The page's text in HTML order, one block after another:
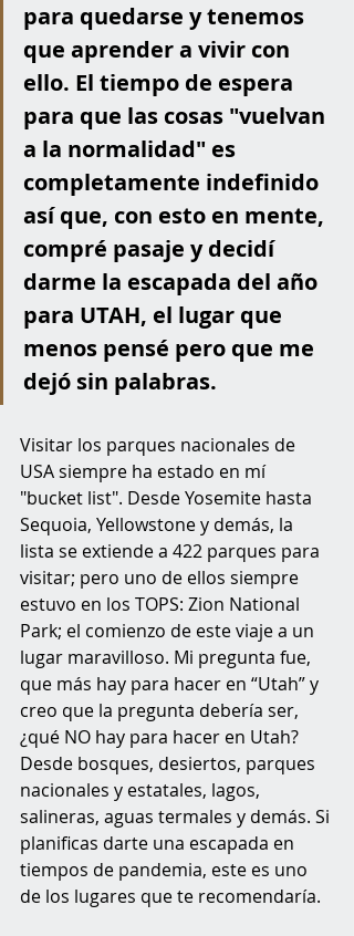
para quedarse y tenemos
que aprender a vivir con
ello. El tiempo de espera
para que las cosas "vuelvan
a la normalidad" es
completamente indefinido
así que, con esto en mente,
compré pasaje y decidí
darme la escapada del año
para UTAH, el lugar que
menos pensé pero que me
dejó sin palabras.
Visitar los parques nacionales de
USA siempre ha estado en mí
"bucket list". Desde Yosemite hasta
Sequoia, Yellowstone y demás, la
lista se extiende a 422 parques para
visitar; pero uno de ellos siempre
estuvo en los TOPS: Zion National
Park; el comienzo de este viaje a un
lugar maravilloso. Mi pregunta fue,
que más hay para hacer en “Utah” y
creo que la pregunta debería ser,
¿qué NO hay para hacer en Utah?
Desde bosques, desiertos, parques
nacionales y estatales, lagos,
salineras, aguas termales y demás. Si
planificas darte una escapada en
tiempos de pandemia, este es uno
de los lugares que te recomendaría.